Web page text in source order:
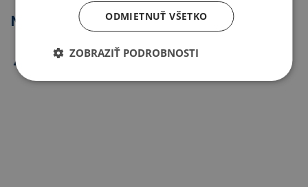
NajpredávanejšieODMIETNUŤ VŠETKO
ZOBRAZIŤ PODROBNOSTI